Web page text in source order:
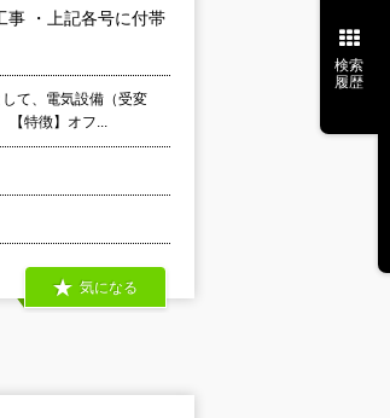
事 ・上記各号に付帯
て、電気設備（受変
【特徴】オフ...
気になる
検索
履歴